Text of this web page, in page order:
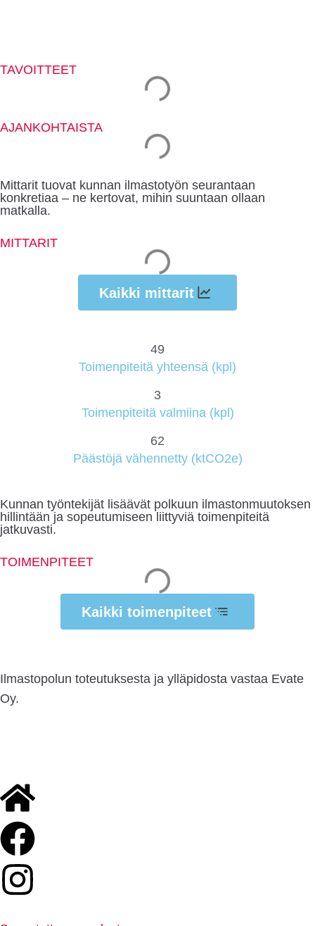
TAVOITTEET
AJANKOHTAISTA
Mittarit tuovat kunnan ilmastotyön seurantaan
konkretiaa – ne kertovat, mihin suuntaan ollaan
matkalla.
MITTARIT
Kaikki mittarit
49
Toimenpiteitä yhteensä (kpl)
3
Toimenpiteitä valmiina (kpl)
62
Päästöjä vähennetty (ktCO2e)
Kunnan työntekijät lisäävät polkuun ilmastonmuutoksen
hillintään ja sopeutumiseen liittyviä toimenpiteitä
jatkuvasti.
TOIMENPITEET
Kaikki toimenpiteet
Ilmastopolun toteutuksesta ja ylläpidosta vastaa Evate
Oy.